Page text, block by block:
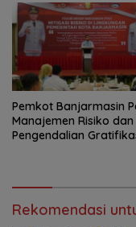
Pemkot Banjarmasin
Manajemen Risiko dan
Pengendalian
Rekomendasi